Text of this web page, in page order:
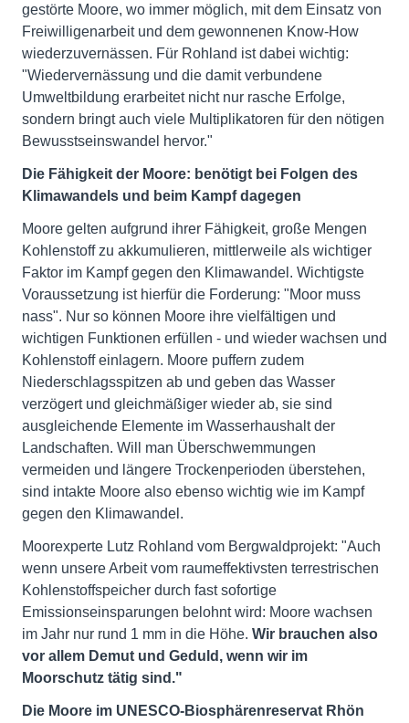
gestörte Moore, wo immer möglich, mit dem Einsatz von
Freiwilligenarbeit und dem gewonnenen Know-How
wiederzuvernässen. Für Rohland ist dabei wichtig:
"Wiedervernässung und die damit verbundene
Umweltbildung erarbeitet nicht nur rasche Erfolge,
sondern bringt auch viele Multiplikatoren für den nötigen
Bewusstseinswandel hervor."
Die Fähigkeit der Moore: benötigt bei Folgen des
Klimawandels und beim Kampf dagegen
Moore gelten aufgrund ihrer Fähigkeit, große Mengen
Kohlenstoff zu akkumulieren, mittlerweile als wichtiger
Faktor im Kampf gegen den Klimawandel. Wichtigste
Voraussetzung ist hierfür die Forderung: "Moor muss
nass". Nur so können Moore ihre vielfältigen und
wichtigen Funktionen erfüllen - und wieder wachsen und
Kohlenstoff einlagern. Moore puffern zudem
Niederschlagsspitzen ab und geben das Wasser
verzögert und gleichmäßiger wieder ab, sie sind
ausgleichende Elemente im Wasserhaushalt der
Landschaften. Will man Überschwemmungen
vermeiden und längere Trockenperioden überstehen,
sind intakte Moore also ebenso wichtig wie im Kampf
gegen den Klimawandel.
Moorexperte Lutz Rohland vom Bergwaldprojekt: "Auch
wenn unsere Arbeit vom raumeffektivsten terrestrischen
Kohlenstoffspeicher durch fast sofortige
Emissionseinsparungen belohnt wird: Moore wachsen
im Jahr nur rund 1 mm in die Höhe. Wir brauchen also
vor allem Demut und Geduld, wenn wir im
Moorschutz tätig sind."
Die Moore im UNESCO-Biosphärenreservat Rhön